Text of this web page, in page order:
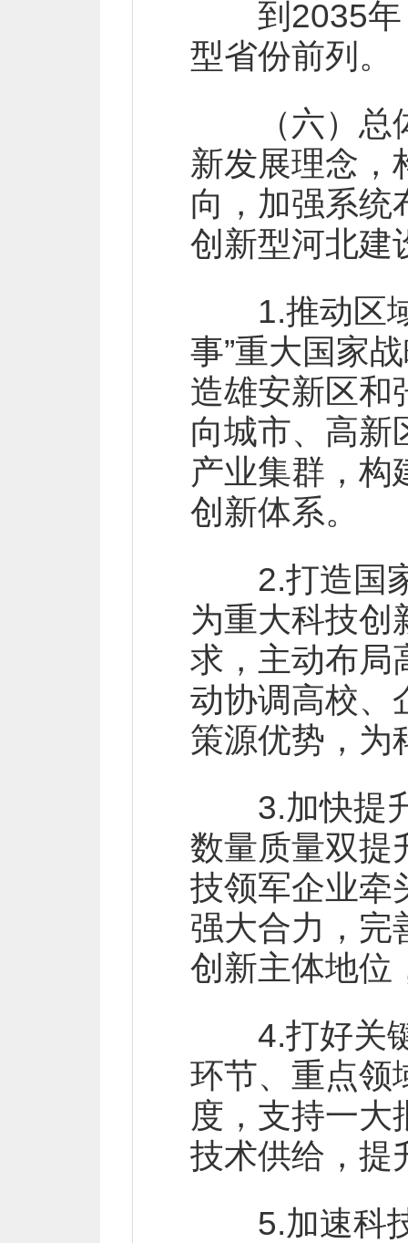
到2035年，
型省份前列。
（六）总体
新发展理念，
向，加强系统
创新型河北建
1.推动区域
事”重大国家
造雄安新区和
向城市、高新
产业集群，构
创新体系。
2.打造国家
为重大科技创
求，主动布局
动协调高校、
策源优势，为
3.加快提升
数量质量双提
技领军企业牵
强大合力，完
创新主体地位
4.打好关键
环节、重点领
度，支持一大
技术供给，提
5.加速科技